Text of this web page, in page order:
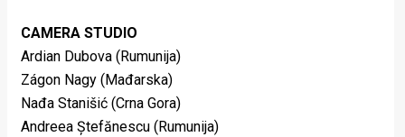
CAMERA STUDIO
Ardian Dubova (Rumunija)
Zágon Nagy (Mađarska)
Nađa Stanišić (Crna Gora)
Andreea Ștefănescu (Rumunija)